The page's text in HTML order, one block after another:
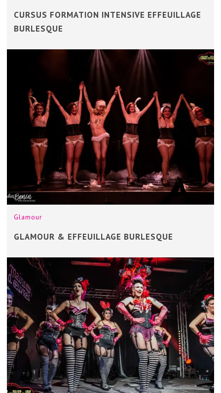
CURSUS FORMATION INTENSIVE EFFEUILLAGE
BURLESQUE
Glamour
GLAMOUR & EFFEUILLAGE BURLESQUE